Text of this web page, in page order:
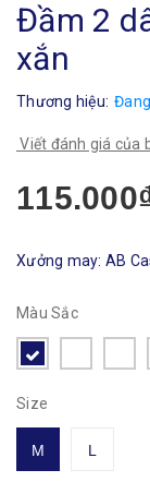
Đầm 2
xắn
Thương hiệu:
Viết đánh giá của
Xưởng may: AB
Màu Sắc
Size
M L